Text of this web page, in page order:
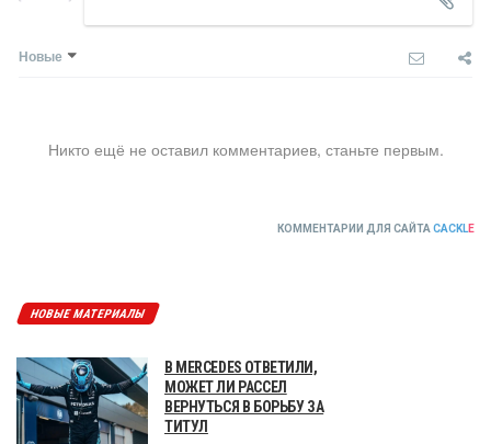
Новые
Никто ещё не оставил комментариев, станьте первым.
КОММЕНТАРИИ ДЛЯ САЙТА CACKLE
НОВЫЕ МАТЕРИАЛЫ
В MERCEDES ОТВЕТИЛИ,
МОЖЕТ ЛИ РАССЕЛ
ВЕРНУТЬСЯ В БОРЬБУ ЗА
ТИТУЛ